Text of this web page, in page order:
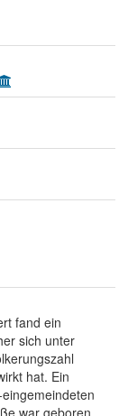
fand ein
sich unter
hat. Ein
war geboren